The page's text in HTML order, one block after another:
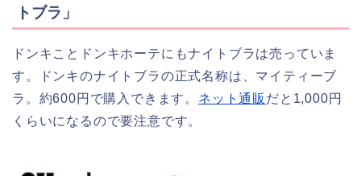
トブラ」
ドンキことドンキホーテにもナイトブラは売っていま
す。ドンキのナイトブラの正式名称は、マイティーブ
ラ。約600円で購入できます。 ネット通販 だと1,000円
くらいになるので要注意です。